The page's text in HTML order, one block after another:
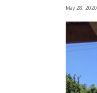
May 28, 2020